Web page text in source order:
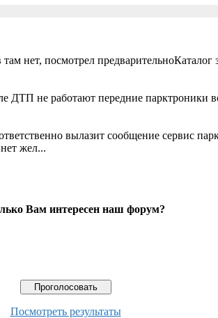
нет, посмотрел
ДТП не работают передние парктроники
вылазит сообщение сервис
жел...
Вам интересен наш форум?
Посмотреть результаты